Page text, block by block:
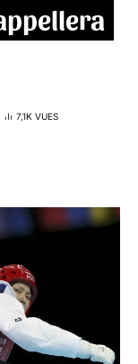
7,1K VUES